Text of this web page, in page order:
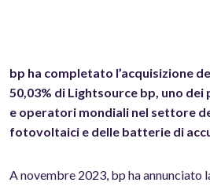
bp ha completato l’acquisizione
50,03% di Lightsource bp, uno
e operatori mondiali nel settore
fotovoltaici e delle batterie di
A novembre 2023, bp ha annunciato